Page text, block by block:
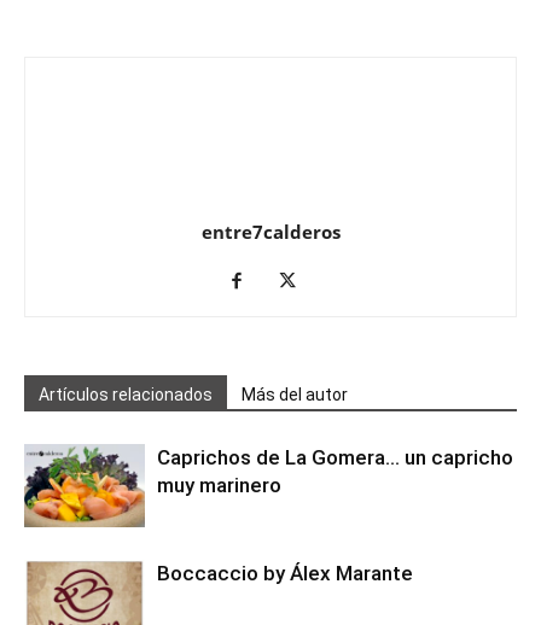
entre7calderos
Artículos relacionados Más del autor
Caprichos de La Gomera… un capricho
muy marinero
Boccaccio by Álex Marante